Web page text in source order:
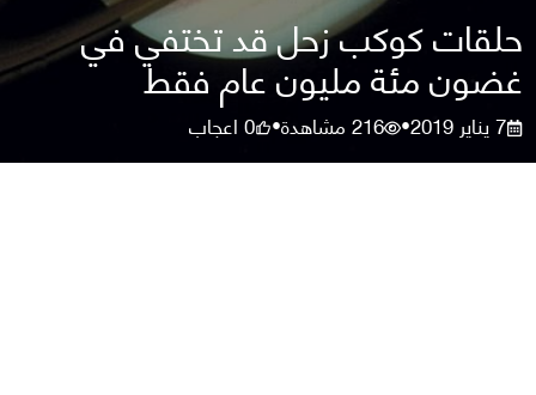
حلقات كوكب زحل قد تختفي في
غضون مئة مليون عام فقط
7 يناير 2019 •
216مشاهدة•
0اعجاب